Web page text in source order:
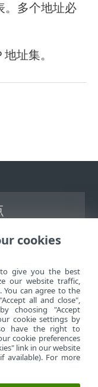
。多个地址必
址集。
cookies
give you the best
our website traffic,
You can agree to the
all and close",
choosing "Accept
cookie settings by
have the right to
cookie preferences
link in our website
available). For more